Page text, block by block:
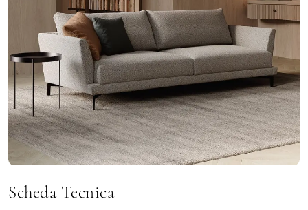
Scheda Tecnica